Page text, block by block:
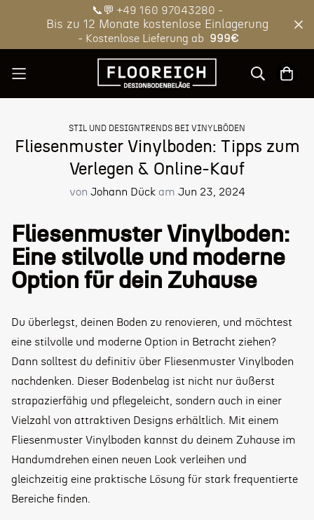
📞💬 +49 160 97043280 -
Bis zu 12 Monate kostenlose Einlagerung
- Kostenlose Lieferung ab 999€
STIL UND DESIGNTRENDS BEI VINYLBÖDEN
Fliesenmuster Vinylboden: Tipps zum
Verlegen & Online-Kauf
von Johann Dück am Jun 23, 2024
Fliesenmuster Vinylboden:
Eine stilvolle und moderne
Option für dein Zuhause
Du überlegst, deinen Boden zu renovieren, und möchtest
eine stilvolle und moderne Option in Betracht ziehen?
Dann solltest du definitiv über Fliesenmuster Vinylboden
nachdenken. Dieser Bodenbelag ist nicht nur äußerst
strapazierfähig und pflegeleicht, sondern auch in einer
Vielzahl von attraktiven Designs erhältlich. Mit einem
Fliesenmuster Vinylboden kannst du deinem Zuhause im
Handumdrehen einen neuen Look verleihen und
gleichzeitig eine praktische Lösung für stark frequentierte
Bereiche finden.